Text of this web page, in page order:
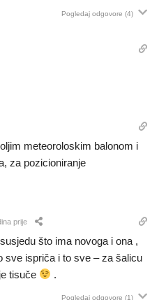
Pogledaj odgovore (4)
meteoroloskim balonom i
za pozicioniranje
prije
što ima novoga i ona ,
sve ispriča i to sve – za šalicu
tisuče .
Pogledaj odgovore (1)